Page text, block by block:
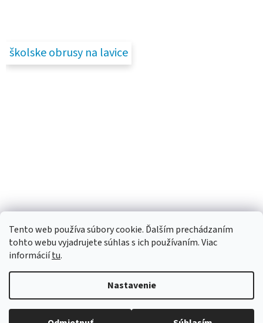
Tento web používa súbory cookie. Ďalším prechádzaním
tohto webu vyjadrujete súhlas s ich používaním. Viac
informáciítu.
Nastavenie
Robíme všetko pre to, aby sme vaše objednávky doručili
školske obrusy na lavice
Vytvoril Shoptet